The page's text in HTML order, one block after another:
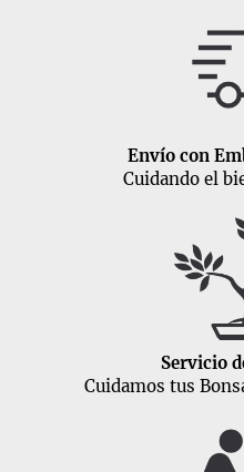
Envío con
Cuidando el
Servicio
Cuidamos tus